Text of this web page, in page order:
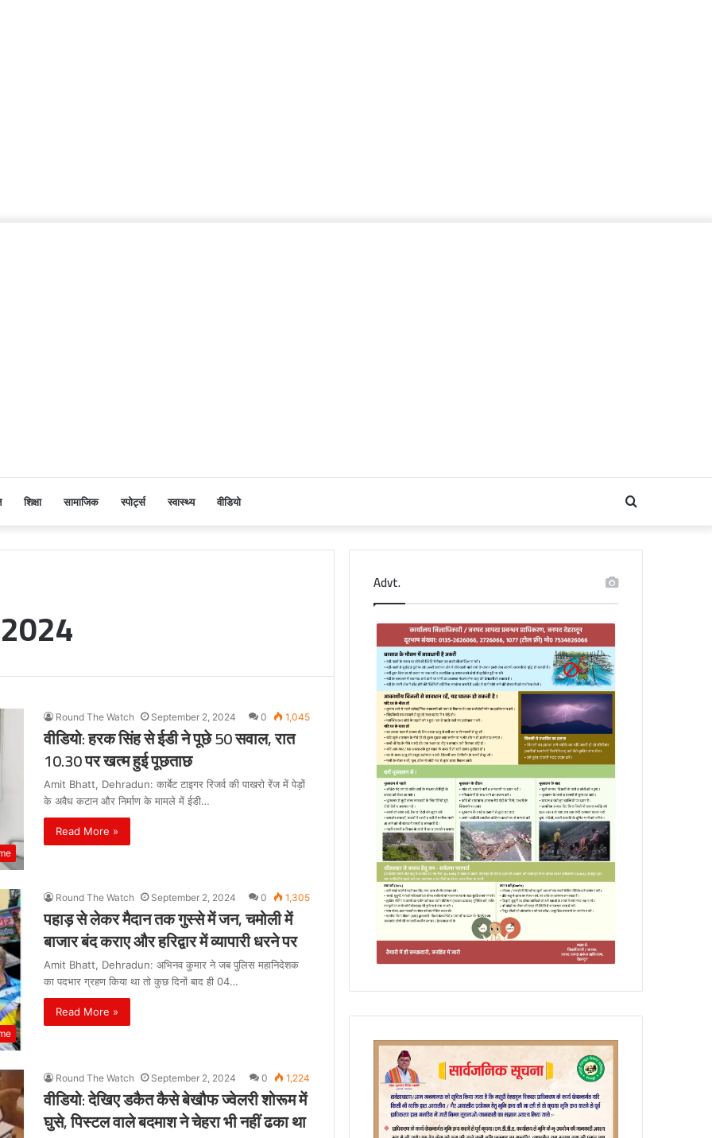
शिक्षा सामाजिक स्पोर्ट्स स्वास्थ्य वीडियो Search
for
Round The Watch September 2, 2024 0 1,045
वीडियो: हरक सिंह से ईडी ने पूछे 50 सवाल, रात
10.30 पर खत्म हुई पूछताछ
Amit Bhatt, Dehradun: कार्बेट टाइगर रिजर्व की पाखरो रेंज में पेड़ों
के अवैध कटान और निर्माण के मामले में ईडी…
Read More »
Round The Watch September 2, 2024 0 1,305
पहाड़ से लेकर मैदान तक गुस्से में जन, चमोली में
बाजार बंद कराए और हरिद्वार में व्यापारी धरने पर
Amit Bhatt, Dehradun: अभिनव कुमार ने जब पुलिस महानिदेशक
का पदभार ग्रहण किया था तो कुछ दिनों बाद ही 04…
Read More »
Round The Watch September 2, 2024 0 1,224
वीडियो: देखिए डकैत कैसे बेखौफ ज्वेलरी शोरूम में
घुसे, पिस्टल वाले बदमाश ने चेहरा भी नहीं ढका था
Advt.